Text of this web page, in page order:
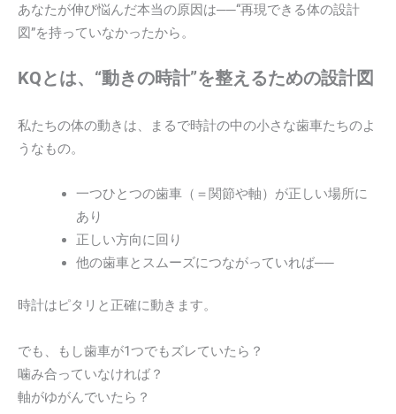
あなたが伸び悩んだ本当の原因は──“再現できる体の設計
図”を持っていなかったから。
KQとは、“動きの時計”を整えるための設計図
私たちの体の動きは、まるで時計の中の小さな歯車たちのよ
うなもの。
一つひとつの歯車（＝関節や軸）が正しい場所に
あり
正しい方向に回り
他の歯車とスムーズにつながっていれば──
時計はピタリと正確に動きます。
でも、もし歯車が1つでもズレていたら？
噛み合っていなければ？
軸がゆがんでいたら？